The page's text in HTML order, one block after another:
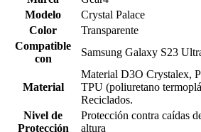
Modelo
Crystal Palace
Color
Transparente
Compatible
con
Samsung Galaxy S23
Material
Material D3O Crystalex,
TPU (poliuretano
Reciclados.
Nivel de
Protección
Protección contra caídas
altura